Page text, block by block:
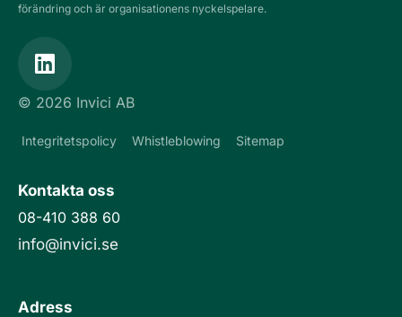
förändring och är organisationens nyckelspelare.
L
i
n
k
e
i
n
© 2026 Invici AB
Integritetspolicy Whistleblowing Sitemap
Kontakta oss
08-410 388 60
info@invici.se
Adress